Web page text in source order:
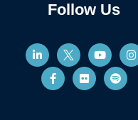
Follow Us